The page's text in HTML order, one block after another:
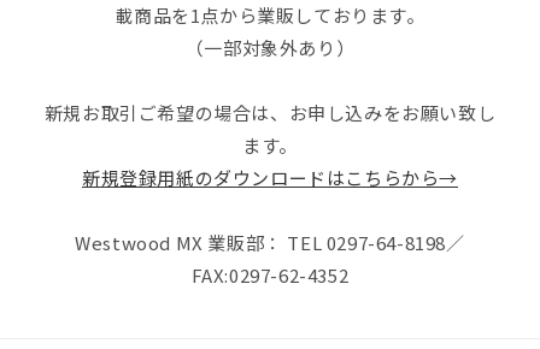
載商品を1点から業販しております。
（一部対象外あり）
新規お取引ご希望の場合は、お申し込みをお願い致し
ます。
新規登録用紙のダウンロードはこちらから→
Westwood MX 業販部： TEL 0297-64-8198／
FAX:0297-62-4352